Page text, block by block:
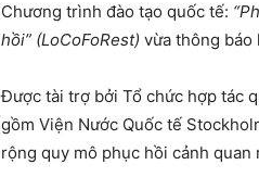
Chương trình đào tạo quốc tế:
hồi” (LoCoFoRest) vừa thông báo
Được tài trợ bởi Tổ chức hợp tác
gồm Viện Nước Quốc tế
rộng quy mô phục hồi cảnh